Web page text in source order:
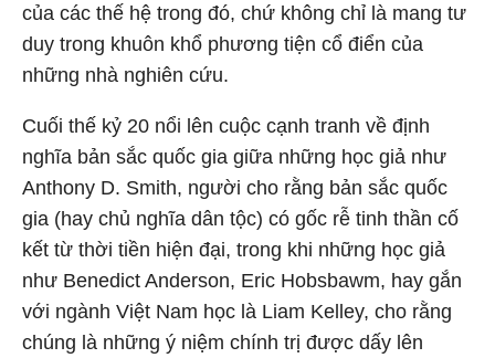
của các thế hệ trong đó, chứ không chỉ là mang tư
duy trong khuôn khổ phương tiện cổ điển của
những nhà nghiên cứu.
Cuối thế kỷ 20 nổi lên cuộc cạnh tranh về định
nghĩa bản sắc quốc gia giữa những học giả như
Anthony D. Smith, người cho rằng bản sắc quốc
gia (hay chủ nghĩa dân tộc) có gốc rễ tinh thần cố
kết từ thời tiền hiện đại, trong khi những học giả
như Benedict Anderson, Eric Hobsbawm, hay gắn
với ngành Việt Nam học là Liam Kelley, cho rằng
chúng là những ý niệm chính trị được dấy lên